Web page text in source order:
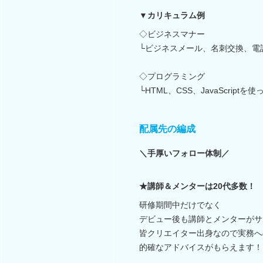
▼カリキュラム例
◇ビジネスマナー
└ビジネスメール、名刺交換、
◇プログラミング
└HTML、CSS、JavaScriptを使
配属先の編成
＼手厚いフォロー体制／
★講師＆メンターは20代多数！
研修期間中だけでなく
デビュー後も講師とメンターが
皆クリエイター出身なので実務
的確なアドバイスがもらえます！